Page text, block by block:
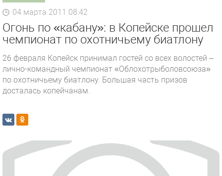
04 марта 2011 08:42
Огонь по «кабану»: в Копейске прошел
чемпионат по охотничьему биатлону
26 февраля Копейск принимал гостей со всех волостей –
лично-командный чемпионат «Облохотрыболовсоюза»
по охотничьему биатлону. Большая часть призов
досталась копейчанам.